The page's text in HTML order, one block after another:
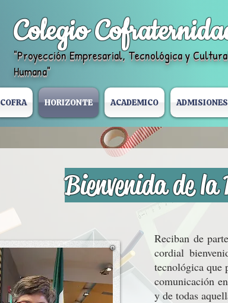
Colegio
"Proyección Empresarial, Tecnológica y
Humana"
COFRA HORIZONTE ACADEMICO ADMISIONES
Bienvenida de la
Reciban de
cordial
tecnológica que
comunicación
y de todas